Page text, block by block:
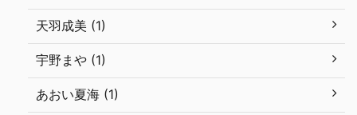
天羽成美 (1)
宇野まや (1)
あおい夏海 (1)